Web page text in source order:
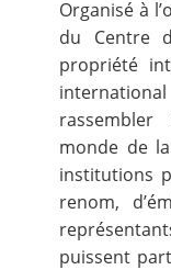
Organisé à
du Centre
propriété
monde de
institutions
renom,
puissent